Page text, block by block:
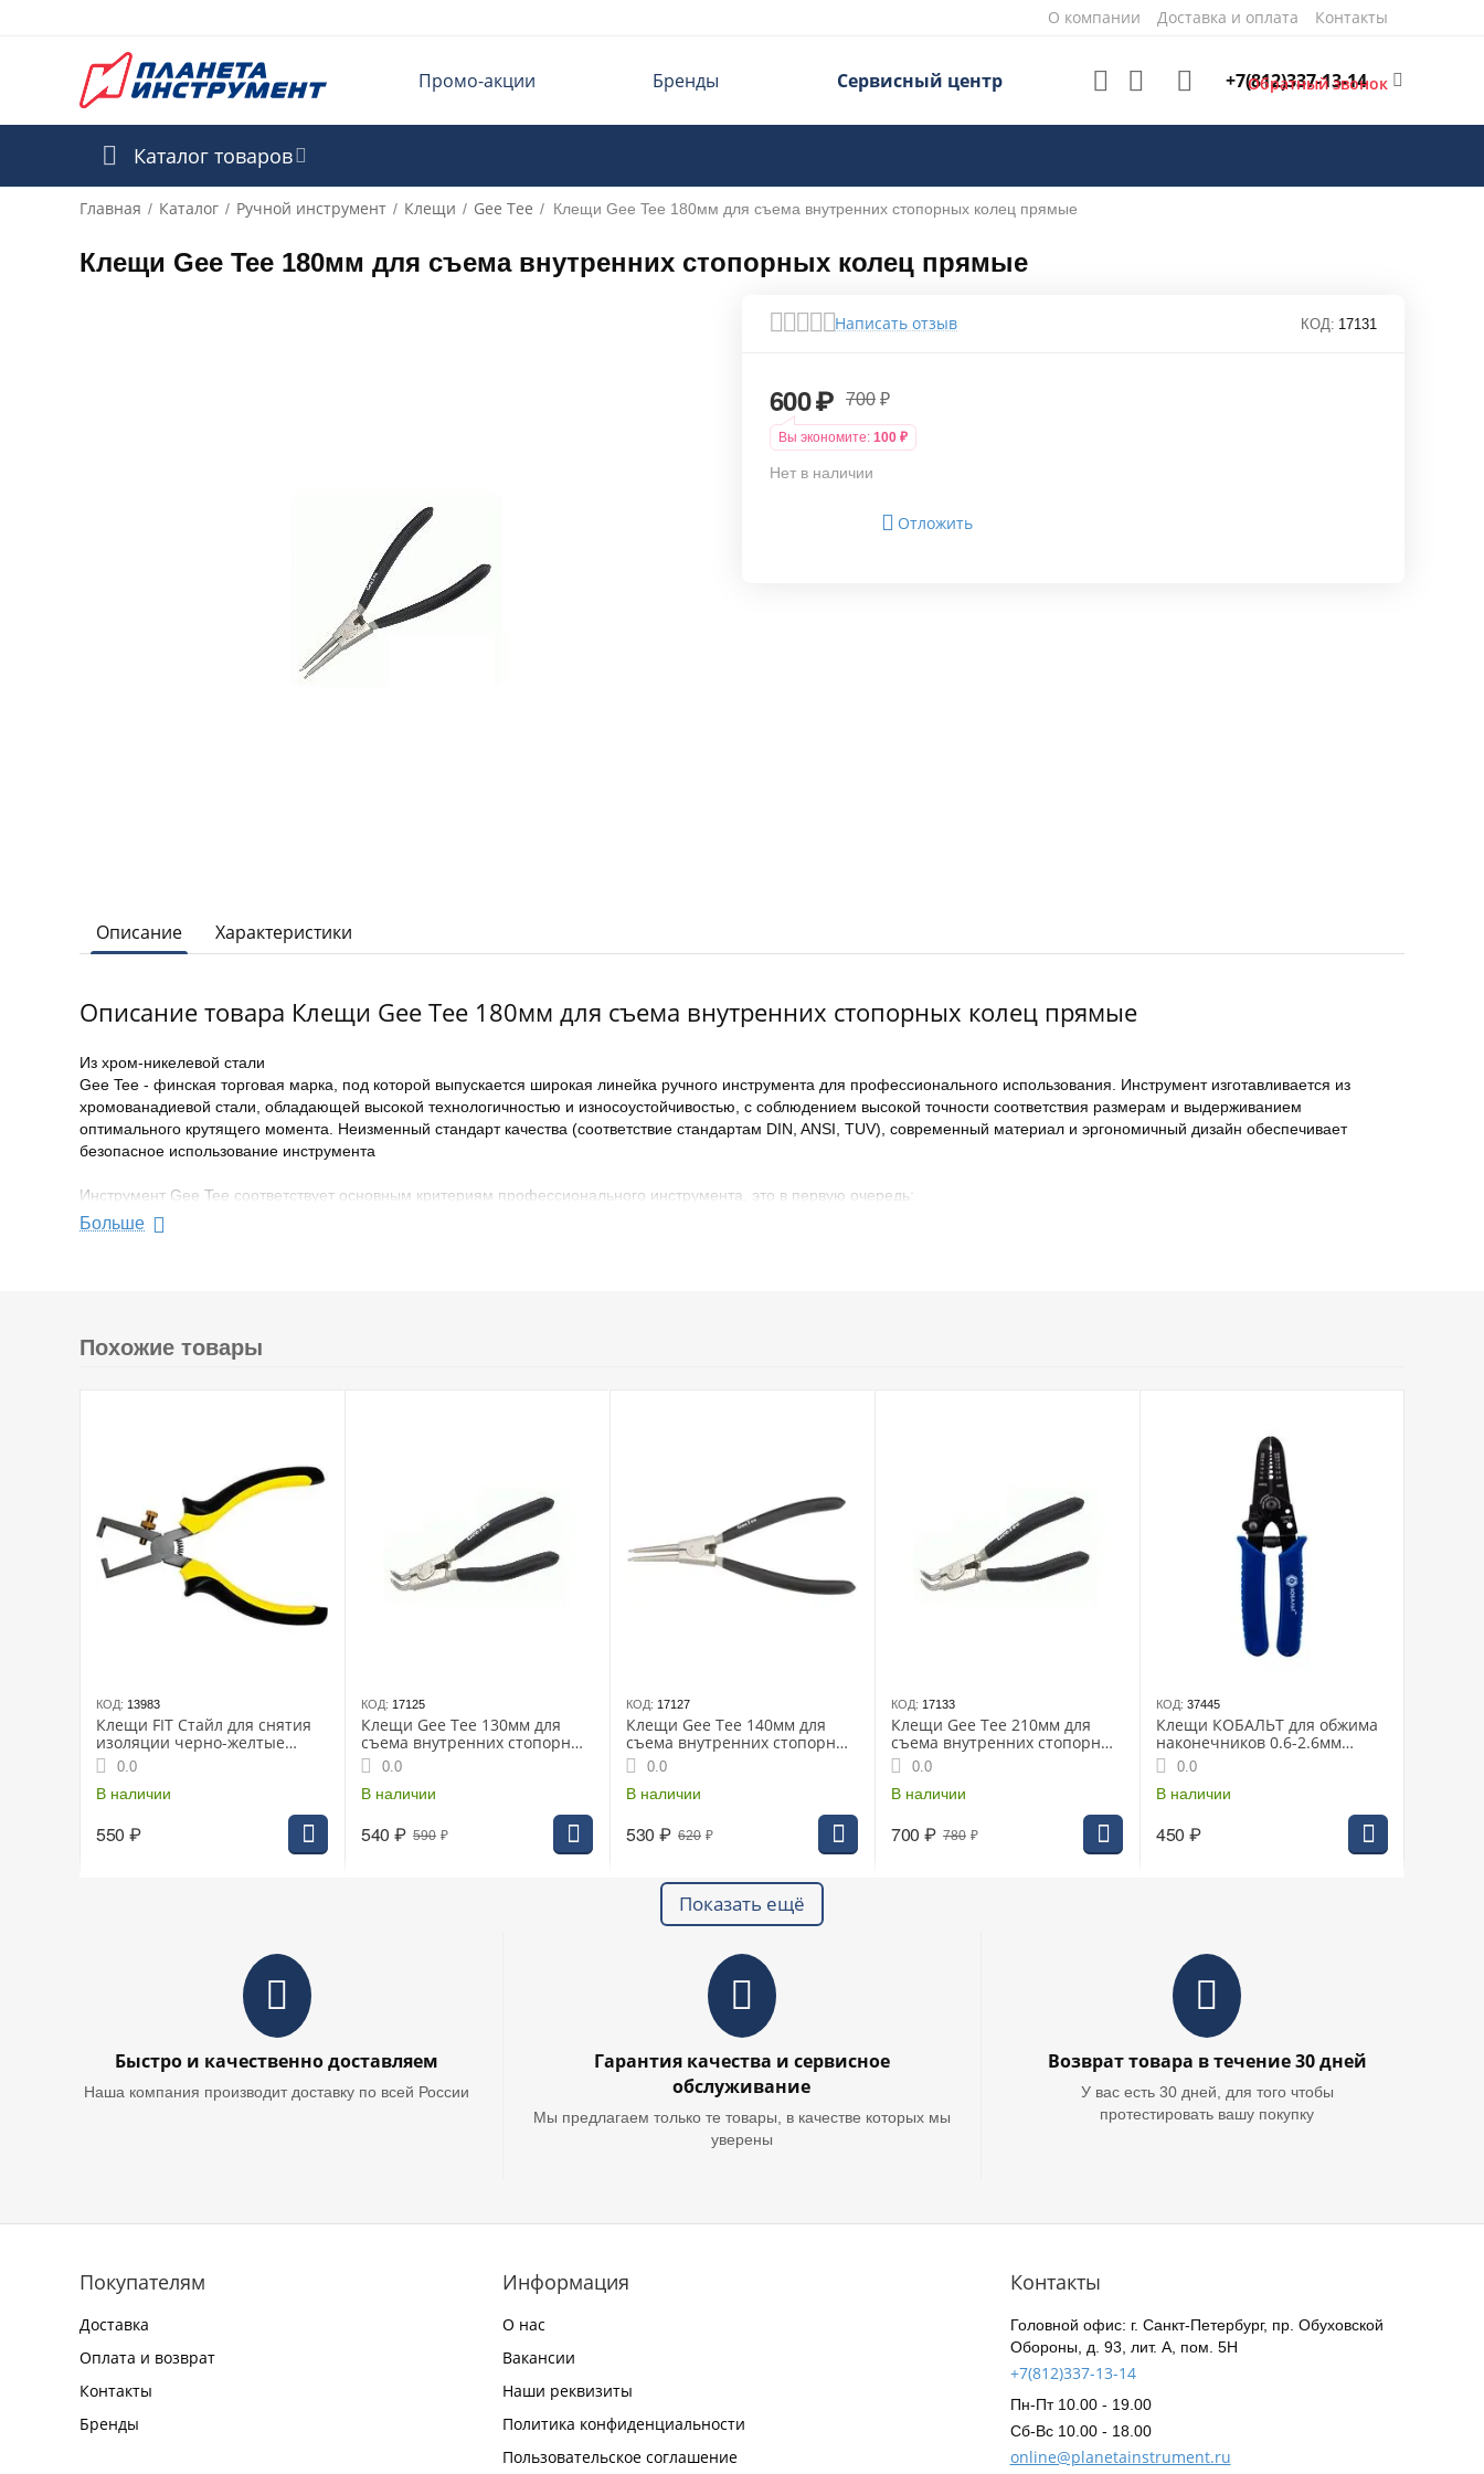
О компании Доставка и оплата Контакты
Промо-акции Бренды Сервисный центр +7(812)337-13-14
Обратный звонок
Каталог товаров
Главная / Каталог / Ручной инструмент / Клещи / Gee Tee / Клещи Gee Tee 180мм для съема внутренних стопорных колец прямые
Клещи Gee Tee 180мм для съема внутренних стопорных колец прямые
Написать отзыв КОД: 17131
600₽ 700 ₽
Вы экономите: 100 ₽
Нет в наличии
Отложить
Описание Характеристики
Описание товара Клещи Gee Tee 180мм для съема внутренних стопорных колец прямые
Из хром-никелевой стали
Gee Tee - финская торговая марка, под которой выпускается широкая линейка ручного инструмента для профессионального использования. Инструмент изготавливается из
хромованадиевой стали, обладающей высокой технологичностью и износоустойчивостью, с соблюдением высокой точности соответствия размерам и выдерживанием
оптимального крутящего момента. Неизменный стандарт качества (соответствие стандартам DIN, ANSI, TUV), современный материал и эргономичный дизайн обеспечивает
безопасное использование инструмента
Инструмент Gee Tee соответствует основным критериям профессионального инструмента, это в первую очередь:
- Механическая
Торговая марка Gee Tee предоставляет гарантию 5 лет на весь инструмент и 1 год на реверсивные ключи
Больше
Похожие товары
КОД: 13983
Клещи FIT Стайл для снятия
изоляции черно-желтые
(60010i)
0.0
В наличии
550 ₽
КОД: 17125
Клещи Gee Tee 130мм для
съема внутренних стопорных
колец изогнутые
0.0
В наличии
590 ₽
540 ₽
КОД: 17127
Клещи Gee Tee 140мм для
съема внутренних стопорных
колец прямые
0.0
В наличии
620 ₽
530 ₽
КОД: 17133
Клещи Gee Tee 210мм для
съема внутренних стопорных
колец изогнутые
0.0
В наличии
780 ₽
700 ₽
КОД: 37445
Клещи КОБАЛЬТ для обжима
наконечников 0.6-2.6мм
170мм (1шт) блистер (246-456)
0.0
В наличии
450 ₽
Показать ещё
Быстро и качественно доставляем
Наша компания производит доставку по всей России
Гарантия качества и сервисное
обслуживание
Мы предлагаем только те товары, в качестве которых мы
уверены
Возврат товара в течение 30 дней
У вас есть 30 дней, для того чтобы
протестировать вашу покупку
Покупателям
Доставка
Оплата и возврат
Контакты
Бренды
Информация
О нас
Вакансии
Наши реквизиты
Политика конфиденциальности
Пользовательское соглашение
Контакты
Головной офис: г. Санкт-Петербург, пр. Обуховской
Обороны, д. 93, лит. А, пом. 5Н
+7(812)337-13-14
Пн-Пт 10.00 - 19.00
Сб-Вс 10.00 - 18.00
online@planetainstrument.ru